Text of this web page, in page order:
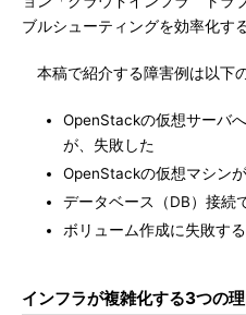
ブルシューティングを効率化す
本稿で紹介する障害例は以下
OpenStackの仮想サーバ
が、失敗した
OpenStackの仮想マシン
データベース（DB）接続
ボリューム作成に失敗する
インフラが複雑化する3つの